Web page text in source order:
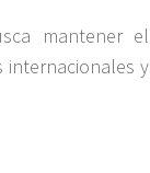
mantener el
y